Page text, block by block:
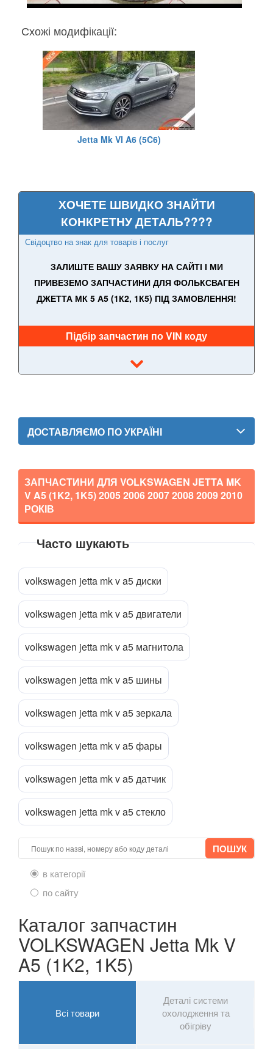
Схожі модифікації:
Jetta Mk VI A6 (5C6)
ХОЧЕТЕ ШВИДКО ЗНАЙТИ
КОНКРЕТНУ ДЕТАЛЬ????
Свідоцтво на знак для товарів і послуг
ЗАЛИШТЕ ВАШУ ЗАЯВКУ НА САЙТІ І МИ
ПРИВЕЗЕМО ЗАПЧАСТИНИ ДЛЯ ФОЛЬКСВАГЕН
ДЖЕТТА МК 5 А5 (1К2, 1К5) ПІД ЗАМОВЛЕННЯ!
Підбір запчастин по VIN коду
Прикріпити файл
ДОСТАВЛЯЄМО ПО УКРАЇНІ
ЗАПЧАСТИНИ ДЛЯ VOLKSWAGEN JETTA MK
V A5 (1K2, 1K5)2005 2006 2007 2008 2009 2010
РОКІВ
Часто шукають
volkswagen jetta mk v a5 диски
volkswagen jetta mk v a5 двигатели
volkswagen jetta mk v a5 магнитола
volkswagen jetta mk v a5 шины
volkswagen jetta mk v a5 зеркала
volkswagen jetta mk v a5 фары
volkswagen jetta mk v a5 датчик
volkswagen jetta mk v a5 стекло
в категорії
по сайту
Каталог запчастин
VOLKSWAGEN Jetta Mk V
A5 (1K2, 1K5)
Всі товари
Деталі системи
охолодження та
обігріву